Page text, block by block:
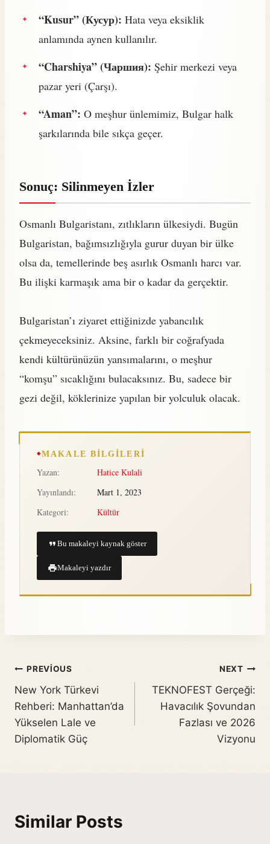
“Kusur” (Кусур): Hata veya eksiklik
anlamında aynen kullanılır.
“Charshiya” (Чаршия): Şehir merkezi veya
pazar yeri (Çarşı).
“Aman”: O meşhur ünlemimiz, Bulgar halk
şarkılarında bile sıkça geçer.
Sonuç: Silinmeyen İzler
Osmanlı Bulgaristanı, zıtlıkların ülkesiydi. Bugün
Bulgaristan, bağımsızlığıyla gurur duyan bir ülke
olsa da, temellerinde beş asırlık Osmanlı harcı var.
Bu ilişki karmaşık ama bir o kadar da gerçektir.
Bulgaristan’ı ziyaret ettiğinizde yabancılık
çekmeyeceksiniz. Aksine, farklı bir coğrafyada
kendi kültürünüzün yansımalarını, o meşhur
“komşu” sıcaklığını bulacaksınız. Bu, sadece bir
gezi değil, köklerinize yapılan bir yolculuk olacak.
MAKALE BILGILERI
Yazan:
Hatice Kulali
Yayınlandı:
Mart 1, 2023
Kategori:
Kültür
Bu makaleyi kaynak göster
Makaleyi yazdır
PREVIOUS
New York Türkevi
Rehberi: Manhattan’da
Yükselen Lale ve
Diplomatik Güç
NEXT
TEKNOFEST Gerçeği:
Havacılık Şovundan
Fazlası ve 2026
Vizyonu
Similar Posts